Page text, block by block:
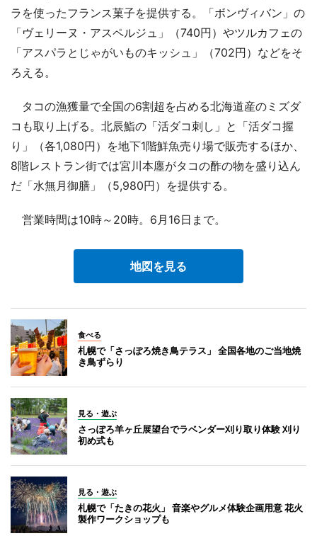
ラを使ったフランス菓子を提供する。「ボンヴィバン」の
「ヴェリーヌ・アスペルジュ」（740円）やツルカフェの
「アスパラとじゃがいものキッシュ」（702円）などをそ
ろえる。
タコの漁獲量で全国の6割超を占める北海道産のミズダ
コも取り上げる。北辰鮨の「活ダコ刺し」と「活ダコ握
り」（各1,080円）を地下1階鮮魚売り場で販売するほか、
8階レストラン街では宮川本廛がタコの酢の物を盛り込ん
だ「水無月御膳」（5,980円）を提供する。
営業時間は10時～20時。6月16日まで。
地図を見る
食べる
札幌で「さっぽろ焼き鳥テラス」 全国各地のご当地焼
き鳥ずらり
見る・遊ぶ
さっぽろ羊ヶ丘展望台でラベンダー刈り取り体験 刈り
初め式も
見る・遊ぶ
札幌で「たきの花火」 音楽やグルメ体験企画用意 花火
製作ワークショップも